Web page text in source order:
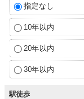
指定なし
10年以内
20年以内
30年以内
駅徒歩